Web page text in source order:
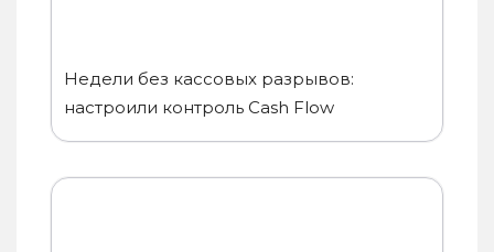
Недели без кассовых разрывов:
настроили контроль Cash Flow